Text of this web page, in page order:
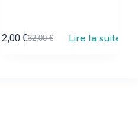
32,00€
22,00 € Lire la suite